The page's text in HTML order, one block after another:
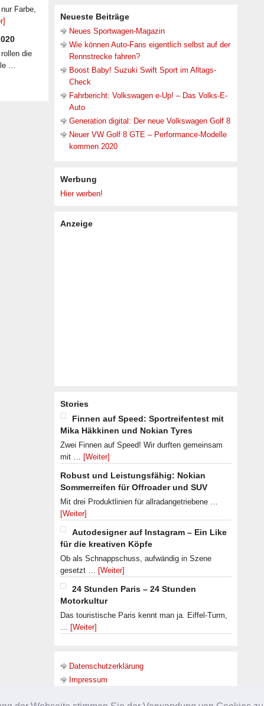
Farbe,
die
…
Neueste Beiträge
Neues Sportwagen-Magazin
Wie können Auto-Fans eigentlich selbst auf der
Rennstrecke fahren?
Boost Baby! Suzuki Swift Sport im Alltags-
Check
Fahrbericht: Volkswagen e-Up! – Das Volks-E-
Auto
Generation digital: Der neue Volkswagen Golf 8
Neuer VW Golf 8 GTE – Performance-Modelle
kommen 2020
Werbung
Hier werben!
Anzeige
Stories
Finnen auf Speed: Sportreifentest mit
Mika Häkkinen und Nokian Tyres
Zwei Finnen auf Speed! Wir durften gemeinsam
mit … [Weiter]
Robust und Leistungsfähig: Nokian
Sommerreifen für Offroader und SUV
Mit drei Produktlinien für allradangetriebene …
[Weiter]
Autodesigner auf Instagram – Ein Like
für die kreativen Köpfe
Ob als Schnappschuss, aufwändig in Szene
gesetzt … [Weiter]
24 Stunden Paris – 24 Stunden
Motorkultur
Das touristische Paris kennt man ja. Eiffel-Turm,
… [Weiter]
Datenschutzerklärung
Impressum